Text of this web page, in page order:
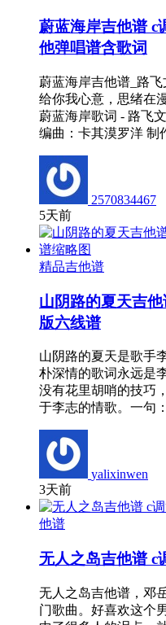
蔚蓝海岸吉他谱 c
他弹唱谱含歌词
蔚蓝海岸吉他谱_路
给你我心意，思绪在
蔚蓝海岸歌词 - 路飞
编曲：卡其漠罗洋
2570834467
5天前
精品吉他谱
山阴路的夏天吉
版六线谱
山阴路的夏天是歌手
朴深情的歌词永远是
没有花里胡哨的技巧
于李志的情歌。一句
yalixinwen
3天前
他谱
无人之岛吉他谱 c
无人之岛吉他谱，邓
门歌曲。好喜欢这个